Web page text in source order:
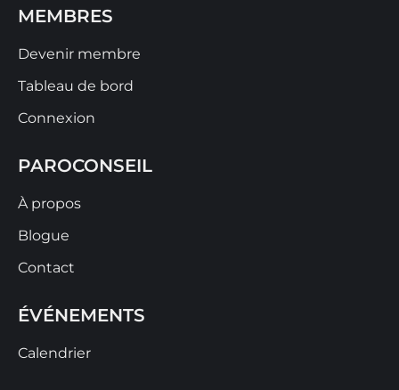
MEMBRES
Devenir membre
Tableau de bord
Connexion
PAROCONSEIL
À propos
Blogue
Contact
ÉVÉNEMENTS
Calendrier